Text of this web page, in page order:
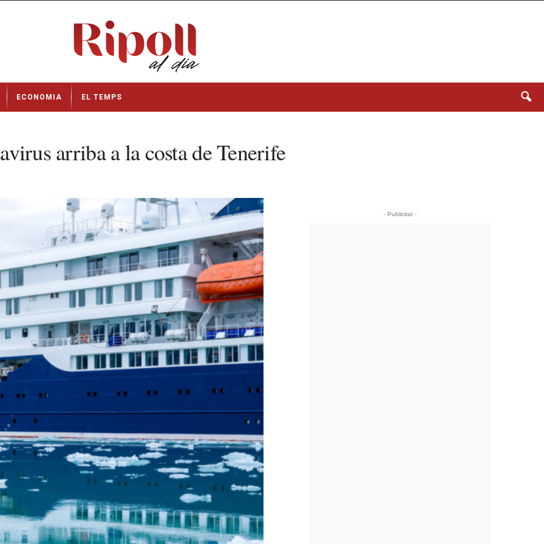
ECONOMIA EL TEMPS
arriba a la costa de Tenerife
- Publicitat -